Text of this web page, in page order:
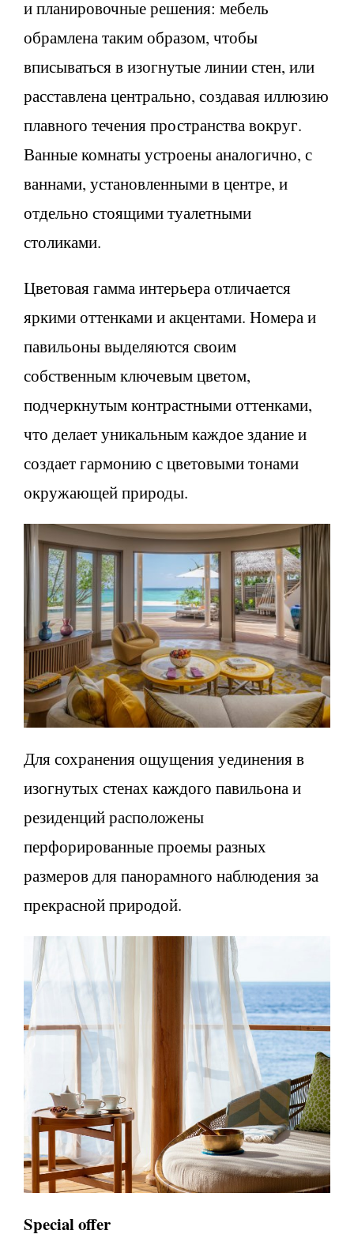
и планировочные решения: мебель
обрамлена таким образом, чтобы
вписываться в изогнутые линии стен, или
расставлена центрально, создавая иллюзию
плавного течения пространства вокруг.
Ванные комнаты устроены аналогично, с
ваннами, установленными в центре, и
отдельно стоящими туалетными
столиками.
Цветовая гамма интерьера отличается
яркими оттенками и акцентами. Номера и
павильоны выделяются своим
собственным ключевым цветом,
подчеркнутым контрастными оттенками,
что делает уникальным каждое здание и
создает гармонию с цветовыми тонами
окружающей природы.
Для сохранения ощущения уединения в
изогнутых стенах каждого павильона и
резиденций расположены
перфорированные проемы разных
размеров для панорамного наблюдения за
прекрасной природой.
Specialoffer